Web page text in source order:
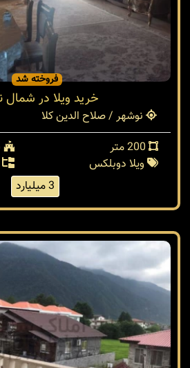
فروخته شد
خرید ویلا در شمال
نوشهر / صلاح الدین کلا
ویلا دوبلکس
3 میلیارد